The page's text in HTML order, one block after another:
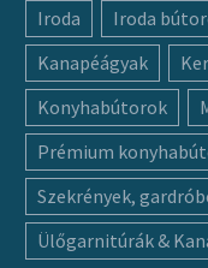
Iroda
Iroda
Kanapéágyak
Konyhabútorok
Prémium
Szekrények,
Ülőgarnitúrák &